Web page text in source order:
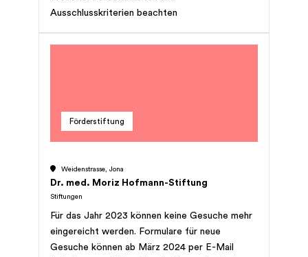
Ausschlusskriterien beachten
Förderstiftung
Weidenstrasse, Jona
Dr. med. Moriz Hofmann-Stiftung
Stiftungen
Für das Jahr 2023 können keine Gesuche mehr
eingereicht werden. Formulare für neue
Gesuche können ab März 2024 per E-Mail